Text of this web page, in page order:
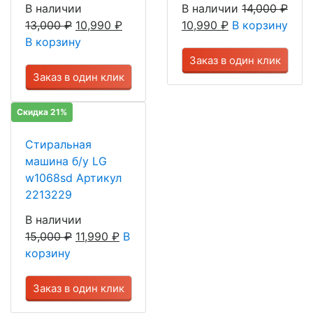
В наличии
13,000₽ 10,990 ₽
В корзину
Заказ в один клик
В наличии 14,000₽
10,990 ₽ В корзину
Заказ в один клик
Скидка 21%
Стиральная
машина б/у LG
w1068sd Артикул
2213229
В наличии
15,000₽ 11,990 ₽ В
корзину
Заказ в один клик